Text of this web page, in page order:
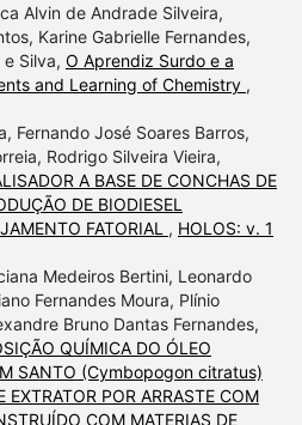
Alvin de Andrade Silveira,
Karine Gabrielle Fernandes,
Silva, O Aprendiz Surdo e a
and Learning of Chemistry ,
Fernando José Soares Barros,
Rodrigo Silveira Vieira,
A BASE DE CONCHAS DE
DE BIODIESEL
FATORIAL , HOLOS: v. 1
Medeiros Bertini, Leonardo
Fernandes Moura, Plínio
Bruno Dantas Fernandes,
QUÍMICA DO ÓLEO
SANTO (Cymbopogon citratus)
EXTRATOR POR ARRASTE COM
COM MATERIAS DE